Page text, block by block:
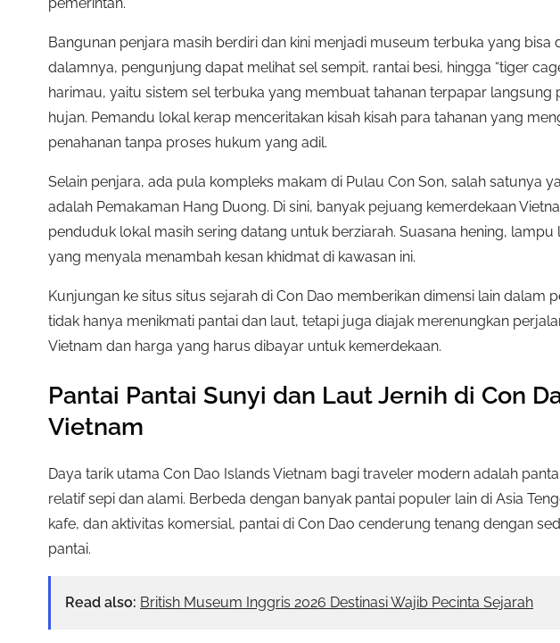
Bangunan penjara masih berdiri dan kini menjadi museum terbuka yang bisa
dalamnya, pengunjung dapat melihat sel sempit, rantai besi, hingga “tiger
harimau, yaitu sistem sel terbuka yang membuat tahanan terpapar langsung
hujan. Pemandu lokal kerap menceritakan kisah kisah para tahanan yang
penahanan tanpa proses hukum yang adil.
Selain penjara, ada pula kompleks makam di Pulau Con Son, salah satunya
adalah Pemakaman Hang Duong. Di sini, banyak pejuang kemerdekaan
penduduk lokal masih sering datang untuk berziarah. Suasana hening,
yang menyala menambah kesan khidmat di kawasan ini.
Kunjungan ke situs situs sejarah di Con Dao memberikan dimensi lain dalam
tidak hanya menikmati pantai dan laut, tetapi juga diajak merenungkan
Vietnam dan harga yang harus dibayar untuk kemerdekaan.
Pantai Pantai Sunyi dan Laut Jernih di Con
Vietnam
Daya tarik utama Con Dao Islands Vietnam bagi traveler modern adalah
relatif sepi dan alami. Berbeda dengan banyak pantai populer lain di Asia
kafe, dan aktivitas komersial, pantai di Con Dao cenderung tenang dengan
pantai.
Read also: British Museum Inggris 2026 Destinasi Wajib Pecinta Sejarah